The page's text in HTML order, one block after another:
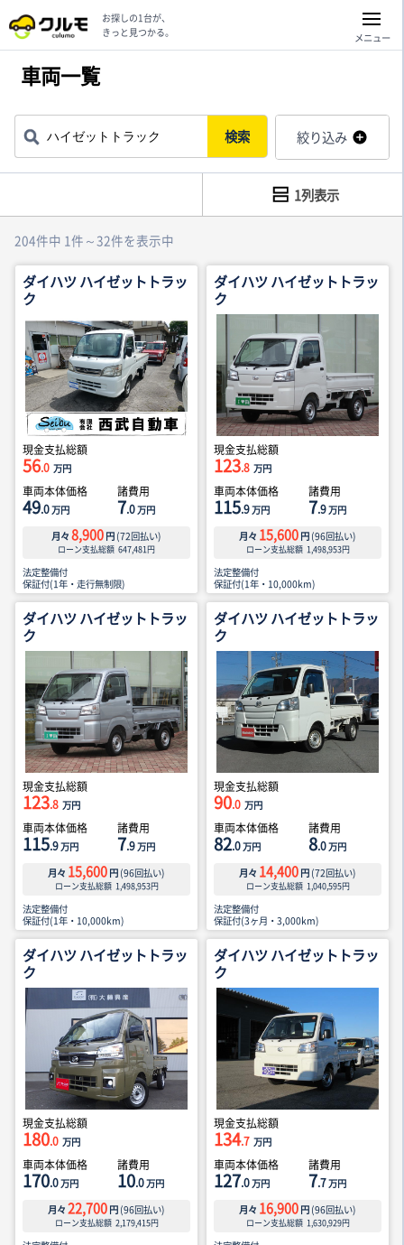
お探しの1台が、
きっと見つかる。
メニュー
車両一覧
検索 絞り込み
204件中 1件～32件を表示中
1列表示
ダイハツ ハイゼットトラッ
ク
現金支払総額
56.0 万円
車両本体価格
49.0万円
諸費用
7.0万円
月々 8,900 円 (72回払い)
ローン支払総額 647,481円
法定整備付
保証付(1年・走行無制限)
ダイハツ ハイゼットトラッ
ク
現金支払総額
123.8 万円
車両本体価格
115.9万円
諸費用
7.9万円
月々 15,600 円 (96回払い)
ローン支払総額 1,498,953円
法定整備付
保証付(1年・10,000km)
ダイハツ ハイゼットトラッ
ク
現金支払総額
123.8 万円
車両本体価格
115.9万円
諸費用
7.9万円
月々 15,600 円 (96回払い)
ローン支払総額 1,498,953円
法定整備付
保証付(1年・10,000km)
ダイハツ ハイゼットトラッ
ク
現金支払総額
90.0 万円
車両本体価格
82.0万円
諸費用
8.0万円
月々 14,400 円 (72回払い)
ローン支払総額 1,040,595円
法定整備付
保証付(3ヶ月・3,000km)
ダイハツ ハイゼットトラッ
ク
現金支払総額
180.0 万円
車両本体価格
170.0万円
諸費用
10.0万円
月々 22,700 円 (96回払い)
ローン支払総額 2,179,415円
ダイハツ ハイゼットトラッ
ク
現金支払総額
134.7 万円
車両本体価格
127.0万円
諸費用
7.7万円
月々 16,900 円 (96回払い)
ローン支払総額 1,630,929円